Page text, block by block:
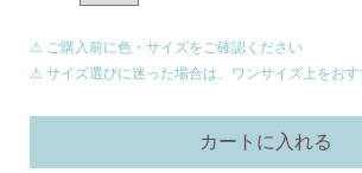
⚠ ご購入前に色・サイズをご確認ください
⚠ サイズ選びに迷った場合は、ワンサイズ上をおす
カートに入れる